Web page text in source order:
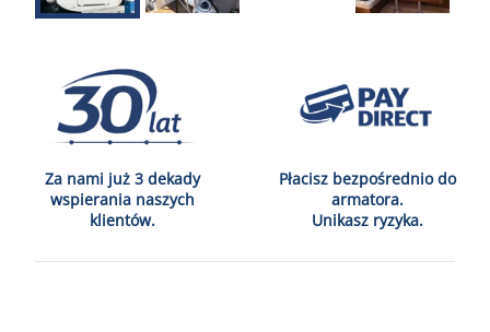
Za nami już 3 dekady
wspierania naszych
klientów.
Płacisz bezpośrednio do
armatora.
Unikasz ryzyka.